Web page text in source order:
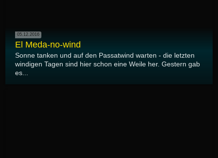
05.12.2016
El Meda-no-wind
Sonne tanken und auf den Passatwind warten - die letzten
windigen Tagen sind hier schon eine Weile her. Gestern gab
es...